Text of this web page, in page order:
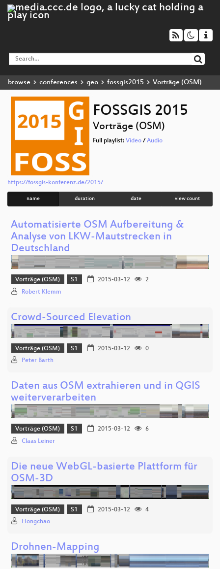
browse conferences geo fossgis2015 Vorträge (OSM)
FOSSGIS 2015
Vorträge (OSM)
Full playlist: Video / Audio
https://fossgis-konferenz.de/2015/
name duration date view count
Automatisierte OSM Aufbereitung &
Analyse von LKW-Mautstrecken in
Deutschland
Vorträge (OSM) S1 2015-03-12
2
Robert Klemm
Crowd-Sourced Elevation
Vorträge (OSM) S1 2015-03-12
0
Peter Barth
Daten aus OSM extrahieren und in QGIS
weiterverarbeiten
Vorträge (OSM) S1 2015-03-12
6
Claas Leiner
Die neue WebGL-basierte Plattform für
OSM-3D
Vorträge (OSM) S1 2015-03-12
4
Hongchao
Drohnen-Mapping